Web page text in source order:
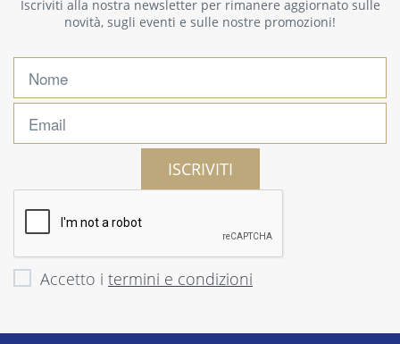
Iscriviti alla nostra newsletter per rimanere aggiornato sulle
novità, sugli eventi e sulle nostre promozioni!
ISCRIVITI
Accetto i termini e condizioni